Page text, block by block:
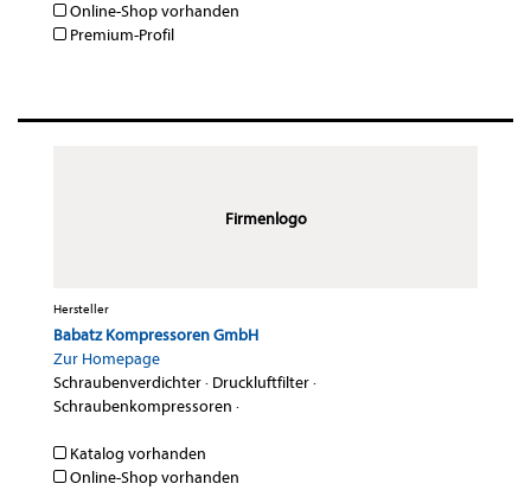
Online-Shop vorhanden
Premium-Profil
Firmenlogo
Hersteller
Babatz Kompressoren GmbH
Zur Homepage
Schraubenverdichter· Druckluftfilter·
Schraubenkompressoren ·
Katalog vorhanden
Online-Shop vorhanden